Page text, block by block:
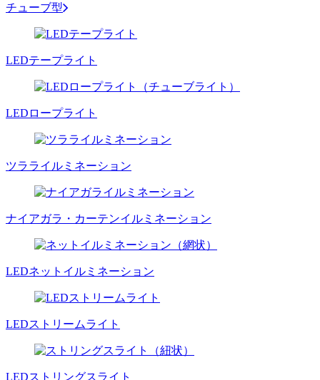
チューブ型
LEDテープライト
LEDロープライト
ツラライルミネーション
ナイアガラ・カーテンイルミネーション
LEDネットイルミネーション
LEDストリームライト
LEDストリングスライト